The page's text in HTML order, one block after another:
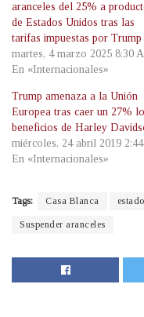
aranceles del 25% a
de Estados Unidos tras las
tarifas impuestas por Trump
martes, 4 marzo 2025 8:30
En «Internacionales»
Trump amenaza a la Unión
Europea tras caer un 27%
beneficios de Harley
miércoles, 24 abril 2019
En «Internacionales»
Tags: Casa Blanca
Suspender aranceles